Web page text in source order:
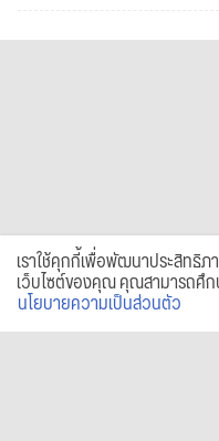
เราใช้คุกกี้เพื่อพัฒนาประสิทธิ
เว็บไซต์ของคุณ คุณสามารถศึก
นโยบายความเป็นส่วนตัว